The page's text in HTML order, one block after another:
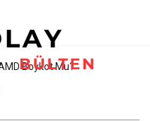
Boykot Mu?
Boykot Mu?
Paylaş